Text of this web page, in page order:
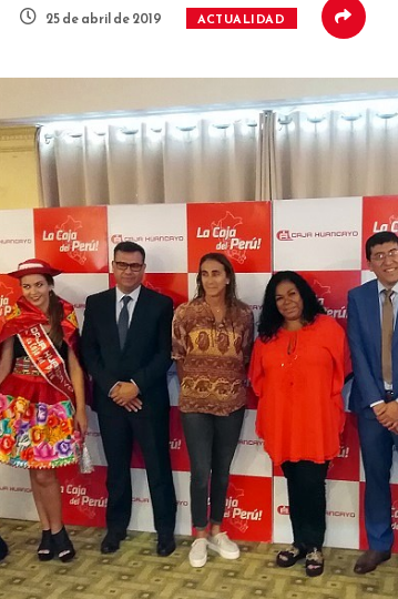
25 de abril de 2019 ACTUALIDAD